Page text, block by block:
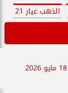
الذهب عيار 21